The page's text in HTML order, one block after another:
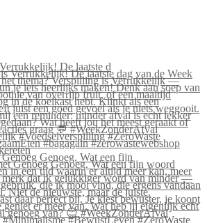
De laatste d
Genoeg. Wat een fijn